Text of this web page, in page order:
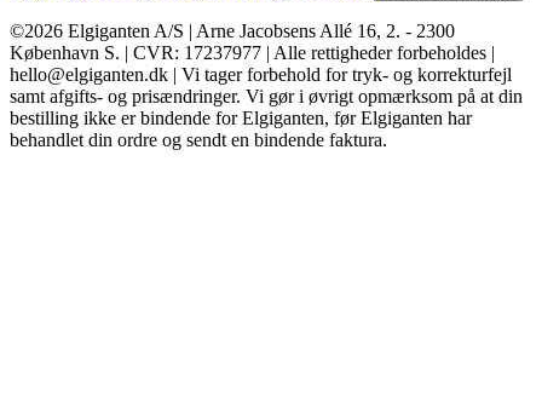
©2026 Elgiganten A/S | Arne Jacobsens Allé 16, 2. - 2300
København S. | CVR: 17237977 | Alle rettigheder forbeholdes |
hello@elgiganten.dk | Vi tager forbehold for tryk- og korrekturfejl
samt afgifts- og prisændringer. Vi gør i øvrigt opmærksom på at din
bestilling ikke er bindende for Elgiganten, før Elgiganten har
behandlet din ordre og sendt en bindende faktura.